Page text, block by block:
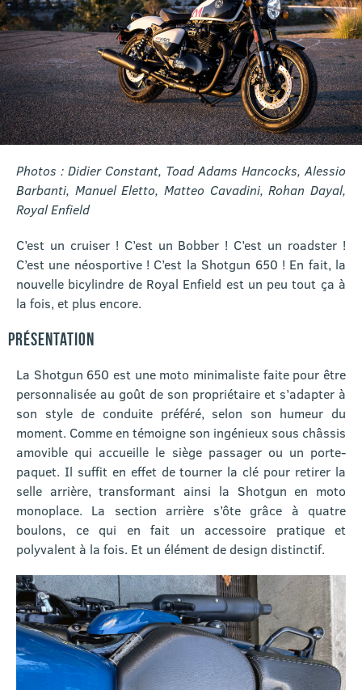
Photos : Didier Constant, Toad Adams Hancocks, Alessio
Barbanti, Manuel Eletto, Matteo Cavadini, Rohan Dayal,
Royal Enfield
C’est un cruiser ! C’est un Bobber ! C’est un roadster !
C’est une néosportive ! C’est la Shotgun 650 ! En fait, la
nouvelle bicylindre de Royal Enfield est un peu tout ça à
la fois, et plus encore.
PRÉSENTATION
La Shotgun 650 est une moto minimaliste faite pour être
personnalisée au goût de son propriétaire et s’adapter à
son style de conduite préféré, selon son humeur du
moment. Comme en témoigne son ingénieux sous châssis
amovible qui accueille le siège passager ou un porte-
paquet. Il suffit en effet de tourner la clé pour retirer la
selle arrière, transformant ainsi la Shotgun en moto
monoplace. La section arrière s’ôte grâce à quatre
boulons, ce qui en fait un accessoire pratique et
polyvalent à la fois. Et un élément de design distinctif.